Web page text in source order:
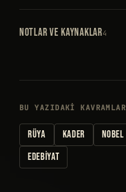
NOTLAR VE KAYNAKLAR4
BU YAZIDAKI KAVRAMLAR
RÜYA KADER NOBEL
EDEBIYAT